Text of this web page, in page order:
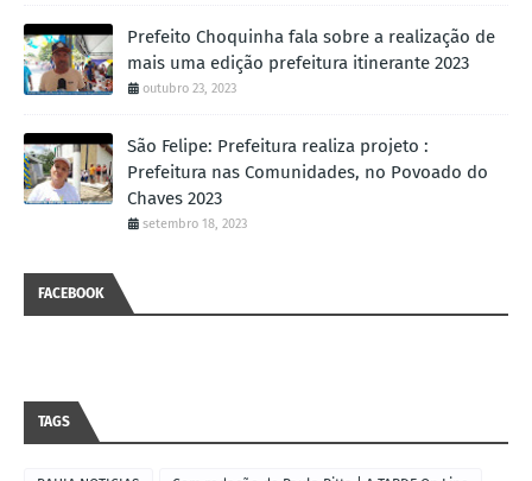
Prefeito Choquinha fala sobre a realização de
mais uma edição prefeitura itinerante 2023
outubro 23, 2023
São Felipe: Prefeitura realiza projeto :
Prefeitura nas Comunidades, no Povoado do
Chaves 2023
setembro 18, 2023
FACEBOOK
TAGS